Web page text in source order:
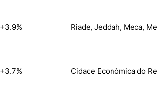
+3.9% Riade, Jeddah, Meca,
+3.7% Cidade Econômica do